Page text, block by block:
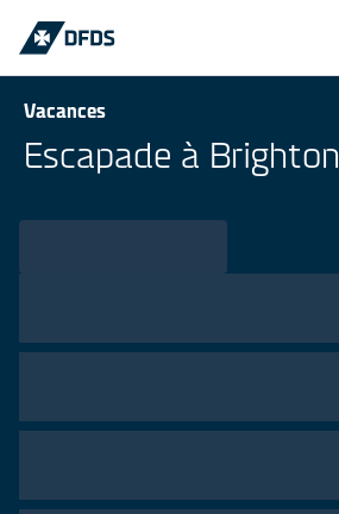
Vacances
Escapade à Brighton